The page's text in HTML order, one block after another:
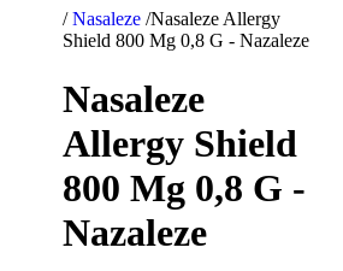
/ Nasaleze /Nasaleze Allergy
Shield 800 Mg 0,8 G - Nazaleze
Nasaleze
Allergy Shield
800 Mg 0,8 G -
Nazaleze